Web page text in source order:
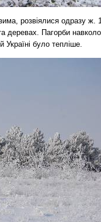
розвіялися одразу ж.
деревах. Пагорби навколо
Україні було тепліше.